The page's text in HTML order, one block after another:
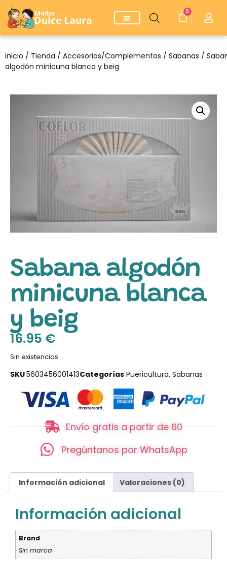
0
Inicio / Tienda / Accesorios/Complementos / Sabanas /
algodón minicuna blanca y beig
Sabana algodón
minicuna blanca
y beig
16.95 €
Sin existencias
SKU5603456001413Categorías Puericultura, Sabanas
Envío gratis a partir de 60
Pregúntanos por WhatsApp
Información adicional Valoraciones (0)
Información adicional
Brand
Sin marca